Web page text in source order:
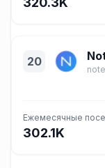
20
Ежемесячные
302.1K